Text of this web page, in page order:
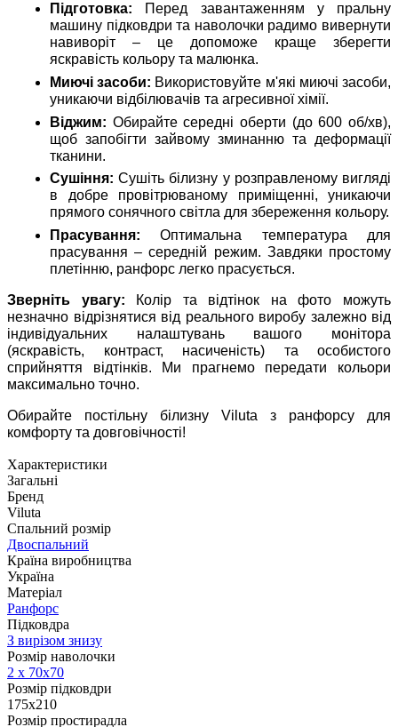
Підготовка: Перед завантаженням у пральну
машину підковдри та наволочки радимо вивернути
навиворіт – це допоможе краще зберегти
яскравість кольору та малюнка.
Миючі засоби: Використовуйте м'які миючі засоби,
уникаючи відбілювачів та агресивної хімії.
Віджим: Обирайте середні оберти (до 600 об/хв),
щоб запобігти зайвому зминанню та деформації
тканини.
Сушіння: Сушіть білизну у розправленому вигляді
в добре провітрюваному приміщенні, уникаючи
прямого сонячного світла для збереження кольору.
Прасування: Оптимальна температура для
прасування – середній режим. Завдяки простому
плетінню, ранфорс легко прасується.
Зверніть увагу: Колір та відтінок на фото можуть
незначно відрізнятися від реального виробу залежно від
індивідуальних налаштувань вашого монітора
(яскравість, контраст, насиченість) та особистого
сприйняття відтінків. Ми прагнемо передати кольори
максимально точно.
Обирайте постільну білизну Viluta з ранфорсу для
комфорту та довговічності!
Характеристики
Загальні
Бренд
Viluta
Спальний розмір
Двоспальний
Країна виробництва
Україна
Матеріал
Ранфорс
Підковдра
З вирізом знизу
Розмір наволочки
2 х 70х70
Розмір підковдри
175x210
Розмір простирадла